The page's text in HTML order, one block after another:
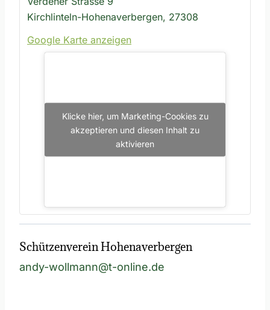
Kirchlinteln-Hohenaverbergen, 27308
Google Karte anzeigen
Klicke hier, um Marketing-Cookies zu
akzeptieren und diesen Inhalt zu
aktivieren
Schützenverein Hohenaverbergen
andy-wollmann@t-online.de